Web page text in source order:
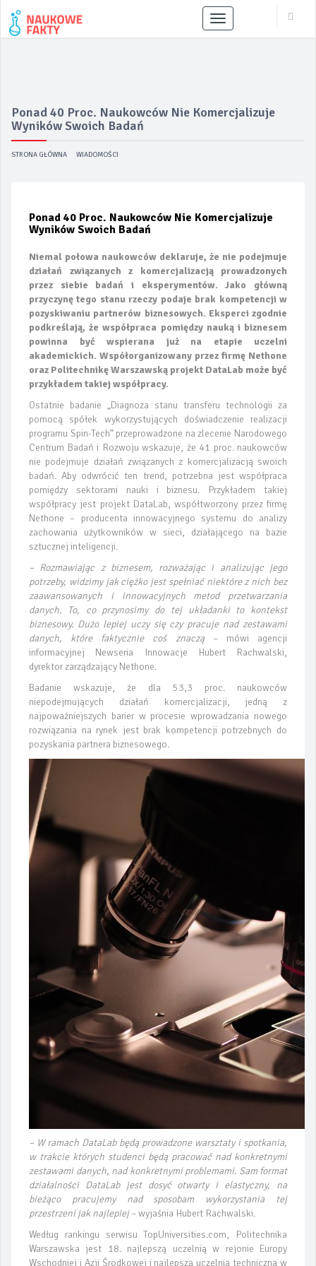
Menu
Ponad 40 Proc. Naukowców Nie Komercjalizuje
Wyników Swoich Badań
STRONA GŁÓWNA WIADOMOŚCI
Ponad 40 Proc. Naukowców Nie Komercjalizuje
Wyników Swoich Badań
Niemal połowa naukowców deklaruje, że nie podejmuje
działań związanych z komercjalizacją prowadzonych
przez siebie badań i eksperymentów. Jako główną
przyczynę tego stanu rzeczy podaje brak kompetencji w
pozyskiwaniu partnerów biznesowych. Eksperci zgodnie
podkreślają, że współpraca pomiędzy nauką i biznesem
powinna być wspierana już na etapie uczelni
akademickich. Współorganizowany przez firmę Nethone
oraz Politechnikę Warszawską projekt DataLab może być
przykładem takiej współpracy.
Ostatnie badanie „Diagnoza stanu transferu technologii za
pomocą spółek wykorzystujących doświadczenie realizacji
programu Spin-Tech” przeprowadzone na zlecenie Narodowego
Centrum Badań i Rozwoju wskazuje, że 41 proc. naukowców
nie podejmuje działań związanych z komercjalizacją swoich
badań. Aby odwrócić ten trend, potrzebna jest współpraca
pomiędzy sektorami nauki i biznesu. Przykładem takiej
współpracy jest projekt DataLab, współtworzony przez firmę
Nethone – producenta innowacyjnego systemu do analizy
zachowania użytkowników w sieci, działającego na bazie
sztucznej inteligencji.
– Rozmawiając z biznesem, rozważając i analizując jego
potrzeby, widzimy jak ciężko jest spełniać niektóre z nich bez
zaawansowanych i innowacyjnych metod przetwarzania
danych. To, co przynosimy do tej układanki to kontekst
biznesowy. Dużo lepiej uczy się czy pracuje nad zestawami
danych, które faktycznie coś znaczą – mówi agencji
informacyjnej Newseria Innowacje Hubert Rachwalski,
dyrektor zarządzający Nethone.
Badanie wskazuje, że dla 53,3 proc. naukowców
niepodejmujących działań komercjalizacji, jedną z
najpoważniejszych barier w procesie wprowadzania nowego
rozwiązania na rynek jest brak kompetencji potrzebnych do
pozyskania partnera biznesowego.
– W ramach DataLab będą prowadzone warsztaty i spotkania,
w trakcie których studenci będą pracować nad konkretnymi
zestawami danych, nad konkretnymi problemami. Sam format
działalności DataLab jest dosyć otwarty i elastyczny, na
bieżąco pracujemy nad sposobam wykorzystania tej
przestrzeni jak najlepiej– wyjaśnia Hubert Rachwalski.
Według rankingu serwisu TopUniversities.com, Politechnika
Warszawska jest 18. najlepszą uczelnią w rejonie Europy
Wschodniej i Azji Środkowej i najlepszą uczelnią techniczną w